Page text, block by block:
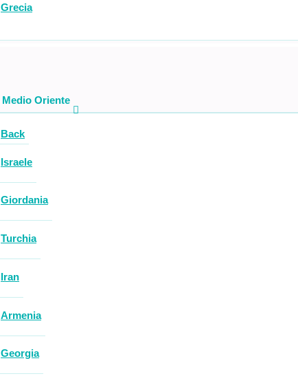
Grecia
Medio Oriente
Back
Israele
Giordania
Turchia
Iran
Armenia
Georgia